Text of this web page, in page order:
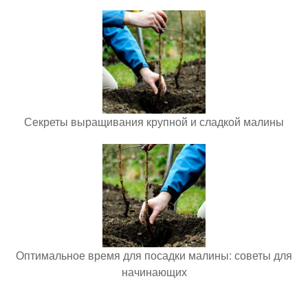
Секреты выращивания крупной и сладкой малины
Оптимальное время для посадки малины: советы для
начинающих